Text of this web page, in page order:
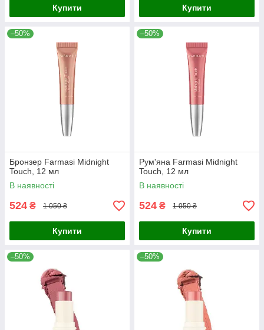
Купити Купити
–50%
Бронзер Farmasi Midnight
Touch, 12 мл
В наявності
524 ₴ 1 050 ₴
Купити
–50%
Рум'яна Farmasi Midnight
Touch, 12 мл
В наявності
524 ₴ 1 050 ₴
Купити
–50% –50%